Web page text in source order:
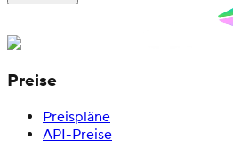
Preise
Preispläne
API-Preise